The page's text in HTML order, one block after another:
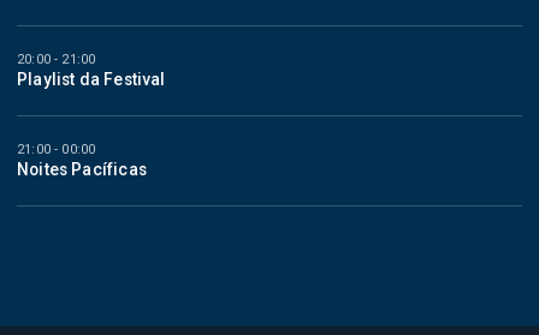
20:00 - 21:00
Playlist da Festival
21:00 - 00:00
Noites Pacíficas